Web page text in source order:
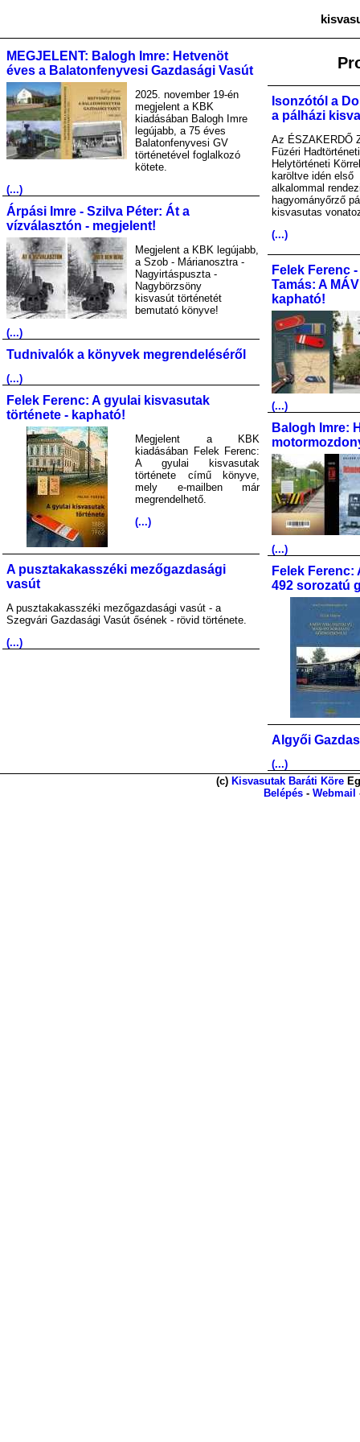
MEGJELENT: Balogh Imre: Hetvenöt
éves a Balatonfenyvesi Gazdasági Vasút
2025. november 19-én
megjelent a KBK
kiadásában Balogh Imre
legújabb, a 75 éves
Balatonfenyvesi GV
történetével foglalkozó
kötete.
(...)
Árpási Imre - Szilva Péter: Át a
vízválasztón - megjelent!
Megjelent a KBK legújabb,
a Szob - Márianosztra -
Nagyirtáspuszta -
Nagybörzsöny
kisvasút történetét
bemutató könyve!
(...)
Tudnivalók a könyvek megrendeléséről
(...)
Felek Ferenc: A gyulai kisvasutak
története - kapható!
Megjelent a KBK
kiadásában Felek Ferenc:
A gyulai kisvasutak
története című könyve,
mely e-mailben már
megrendelhető.
(...)
A pusztakakasszéki mezőgazdasági
vasút
A pusztakakasszéki mezőgazdasági vasút - a
Szegvári Gazdasági Vasút ősének - rövid története.
(...)
Isonzótól a
a pálházi
Az ÉSZAKERDŐ
Füzéri
Helytörténeti Körrel
karöltve idén első
alkalommal
hagyományőrző
kisvasutas
(...)
Felek Ferenc
Tamás: A
kapható!
(...)
Balogh Imre:
(...)
Felek Ferenc:
492 sorozatú
Algyői
(...)
(c) Kisvasutak Baráti Köre
Belépés - Webmail